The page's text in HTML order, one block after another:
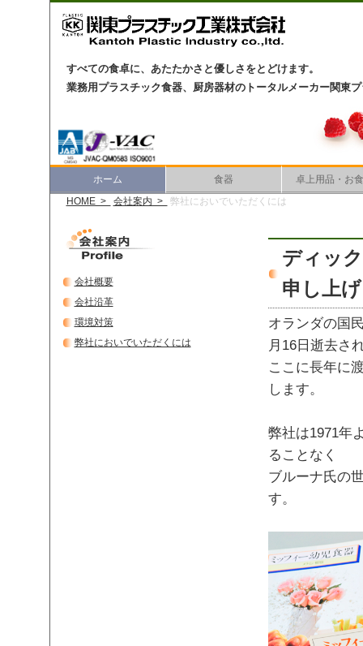
すべての食卓に、あたたかさと優しさをとどけます。
業務用プラスチック食器、厨房器材のトータルメーカー関東
ホーム 食器
卓上用品・お
HOME >
会社案内 > 弊社においでいただくには
会社概要
会社沿革
環境対策
弊社においでいただくには
ディッ
申し上
オランダの国
月16日逝去さ
ここに長年に
します。
弊社は1971年
ることなく
ブルーナ氏の
す。